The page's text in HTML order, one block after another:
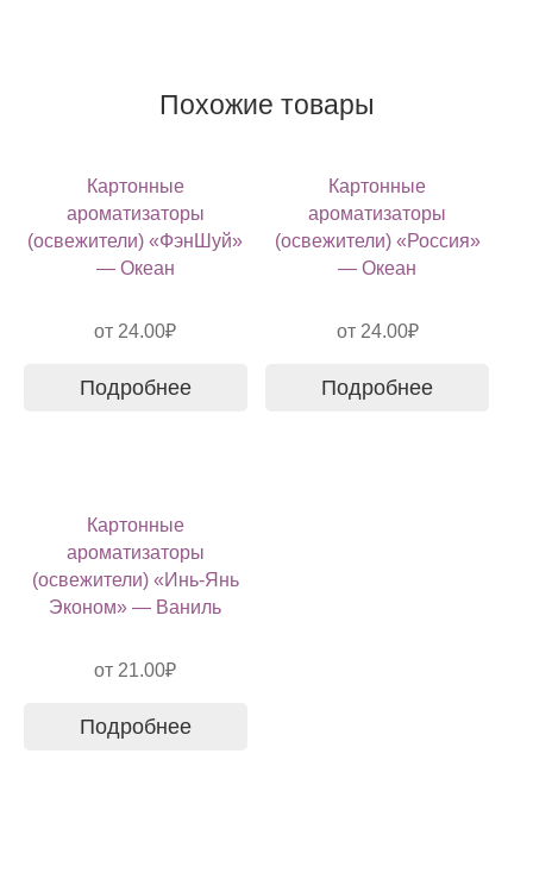
Похожие товары
Картонные
ароматизаторы
(освежители) «ФэнШуй»
— Океан
от24.00₽
Подробнее
Картонные
ароматизаторы
(освежители) «Россия»
— Океан
от 24.00₽
Подробнее
Картонные
ароматизаторы
(освежители) «Инь-Янь
Эконом» — Ваниль
от 21.00₽
Подробнее